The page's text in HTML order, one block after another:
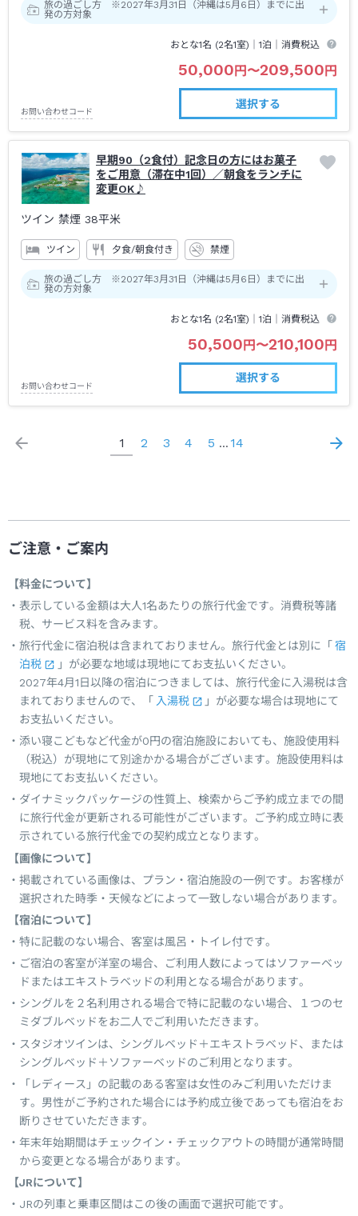
旅の過ごし方 ※2027年3月31日（沖縄は5月6日）までに出
発の方対象
おとな1名 (2名1室)｜1泊 ｜消費税込
50,000 円 〜209,500 円
お問い合わせコード
選択する
早期90（2食付）記念日の方にはお菓子
をご用意（滞在中1回）／朝食をランチに
変更OK♪
ツイン 禁煙 38平米
ツイン 夕食/朝食付き 禁煙
旅の過ごし方 ※2027年3月31日（沖縄は5月6日）までに出
発の方対象
おとな1名 (2名1室)｜1泊 ｜消費税込
50,500 円 〜210,100 円
お問い合わせコード
選択する
1 2 3 4 5 … 14
ご注意・ご案内
【料金について】
表示している金額は大人1名あたりの旅行代金です。消費税等諸
税、サービス料を含みます。
旅行代金に宿泊税は含まれておりません。旅行代金とは別に「 宿
泊税
」が必要な地域は現地にてお支払いください。
2027年4月1日以降の宿泊につきましては、旅行代金に入湯税は含
まれておりませんので、「 入湯税
」が必要な場合は現地にて
お支払いください。
添い寝こどもなど代金が0円の宿泊施設においても、施設使用料
（税込）が現地にて別途かかる場合がございます。施設使用料は
現地にてお支払いください。
ダイナミックパッケージの性質上、検索からご予約成立までの間
に旅行代金が更新される可能性がございます。ご予約成立時に表
示されている旅行代金での契約成立となります。
【画像について】
掲載されている画像は、プラン・宿泊施設の一例です。お客様が
選択された時季・天候などによって一致しない場合があります。
【宿泊について】
特に記載のない場合、客室は風呂・トイレ付です。
ご宿泊の客室が洋室の場合、ご利用人数によってはソファーベッ
ドまたはエキストラベッドの利用となる場合があります。
シングルを２名利用される場合で特に記載のない場合、１つのセ
ミダブルベッドをお二人でご利用いただきます。
スタジオツインは、シングルベッド＋エキストラベッド、または
シングルベッド＋ソファーベッドのご利用となります。
「レディース」の記載のある客室は女性のみご利用いただけま
す。男性がご予約された場合には予約成立後であっても宿泊をお
断りさせていただきます。
年末年始期間はチェックイン・チェックアウトの時間が通常時間
から変更となる場合があります。
【JRについて】
JRの列車と乗車区間はこの後の画面で選択可能です。